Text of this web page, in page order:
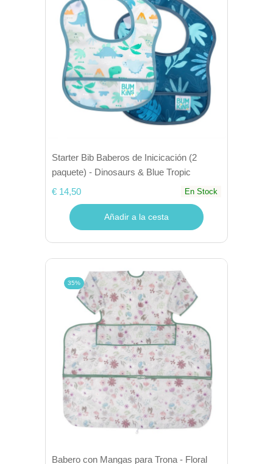
Starter Bib Baberos de Inicicación (2
paquete) - Dinosaurs & Blue Tropic
€ 14,50
En Stock
Añadir a la cesta
35%
Babero con Mangas para Trona - Floral